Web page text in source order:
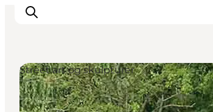
Oplev
Street art og skulpturer